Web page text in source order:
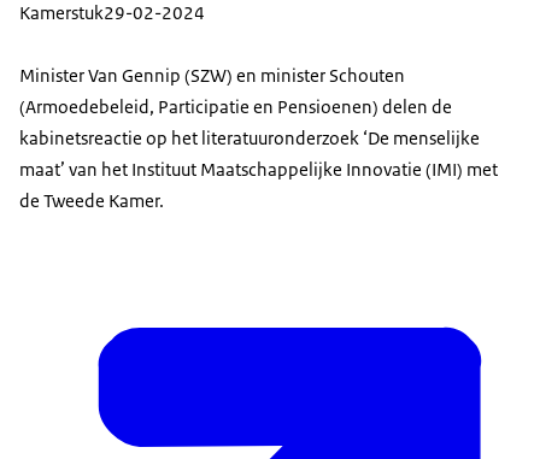
Kamerstuk29-02-2024
Minister Van Gennip (SZW) en minister Schouten
(Armoedebeleid, Participatie en Pensioenen) delen de
kabinetsreactie op het literatuuronderzoek ‘De menselijke
maat’ van het Instituut Maatschappelijke Innovatie (IMI) met
de Tweede Kamer.